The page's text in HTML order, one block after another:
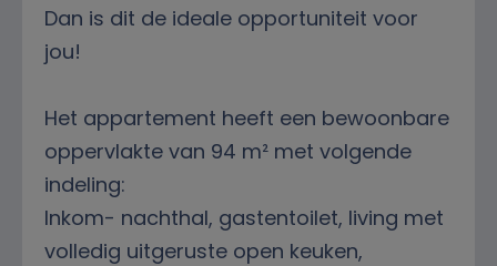
Dan is dit de ideale opportuniteit voor
jou!
Het appartement heeft een bewoonbare
oppervlakte van 94 m² met volgende
indeling:
Inkom- nachthal, gastentoilet, living met
volledig uitgeruste open keuken,